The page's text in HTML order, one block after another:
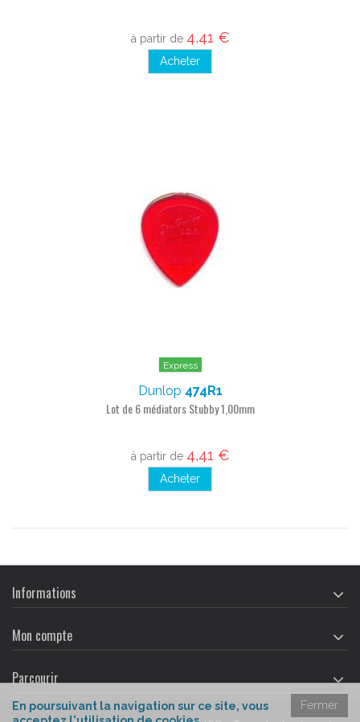
à partir de 4,41 €
Acheter
Express
Dunlop 474R1
Lot de 6 médiators Stubby 1,00mm
à partir de 4,41 €
Acheter
Informations
Mon compte
Parcourir
Fermer
En poursuivant la navigation sur ce site, vous